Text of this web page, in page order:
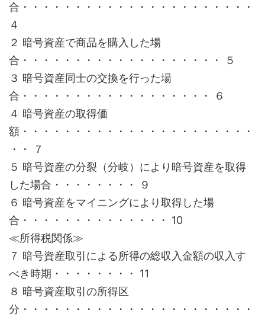
合・・・・・・・・・・・・・・・・・・・・・・
４
２ 暗号資産で商品を購入した場
合・・・・・・・・・・・・・・・・・・・ ５
３ 暗号資産同士の交換を行った場
合・・・・・・・・・・・・・・・・・・ ６
４ 暗号資産の取得価
額・・・・・・・・・・・・・・・・・・・・・・
・・ ７
５ 暗号資産の分裂（分岐）により暗号資産を取得
した場合・・・・・・・・ ９
６ 暗号資産をマイニングにより取得した場
合・・・・・・・・・・・・・・ 10
≪所得税関係≫
７ 暗号資産取引による所得の総収入金額の収入す
べき時期・・・・・・・・ 11
８ 暗号資産取引の所得区
分・・・・・・・・・・・・・・・・・・・・・・